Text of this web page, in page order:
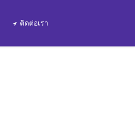
ติดต่อเรา